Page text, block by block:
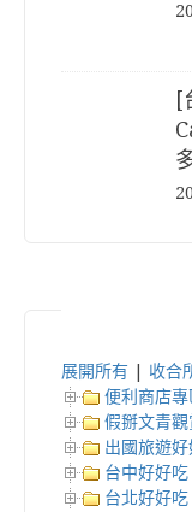
[
展開所有
收合
便利商店專
假掰文青
出國旅遊
台中好好吃
台北好好吃